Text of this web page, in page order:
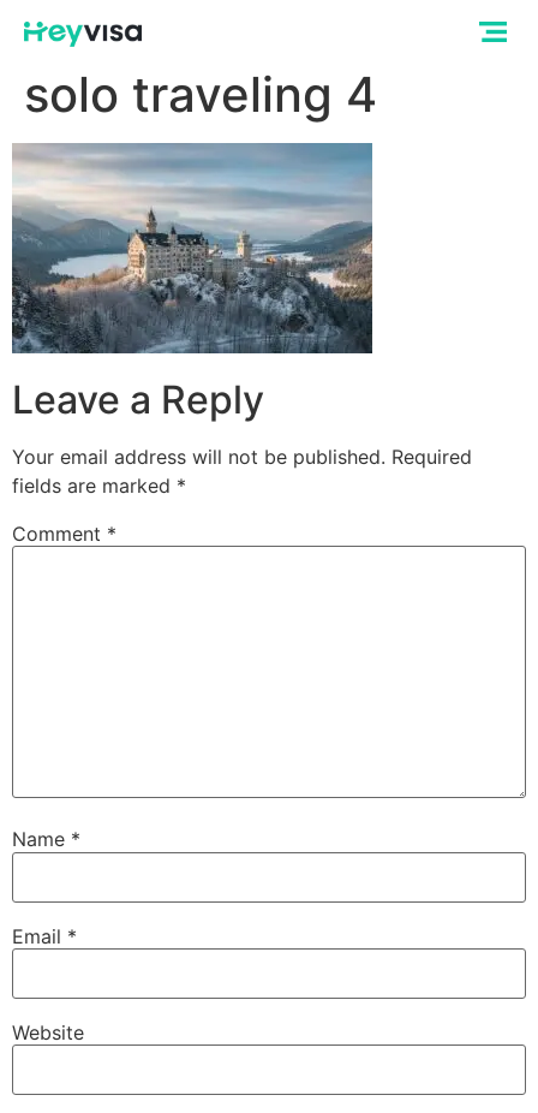
solo traveling 4
Leave a Reply
Your email address will not be published. Required
fields are marked *
Comment *
Name *
Email *
Website